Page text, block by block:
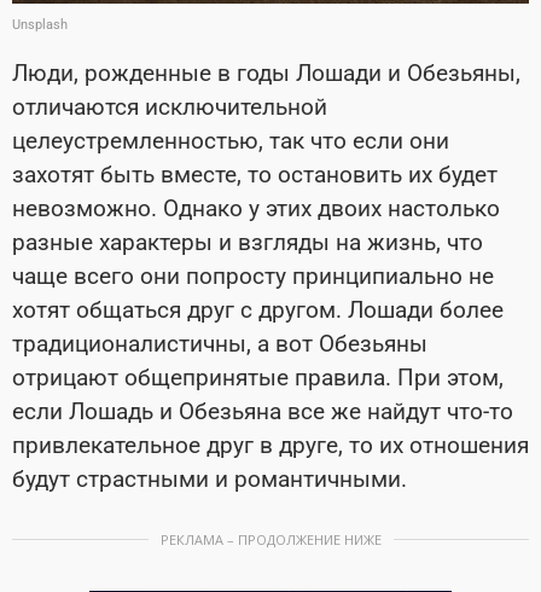
Unsplash
Люди, рожденные в годы Лошади и Обезьяны,
отличаются исключительной
целеустремленностью, так что если они
захотят быть вместе, то остановить их будет
невозможно. Однако у этих двоих настолько
разные характеры и взгляды на жизнь, что
чаще всего они попросту принципиально не
хотят общаться друг с другом. Лошади более
традиционалистичны, а вот Обезьяны
отрицают общепринятые правила. При этом,
если Лошадь и Обезьяна все же найдут что-то
привлекательное друг в друге, то их отношения
будут страстными и романтичными.
РЕКЛАМА – ПРОДОЛЖЕНИЕ НИЖЕ